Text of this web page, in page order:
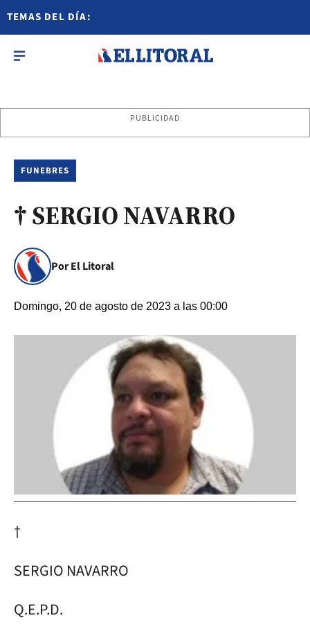
TEMAS DEL DÍA:
PUBLICIDAD
FUNEBRES
† SERGIO NAVARRO
Por El Litoral
Domingo, 20 de agosto de 2023 a las 00:00
†
SERGIO NAVARRO
Q.E.P.D.